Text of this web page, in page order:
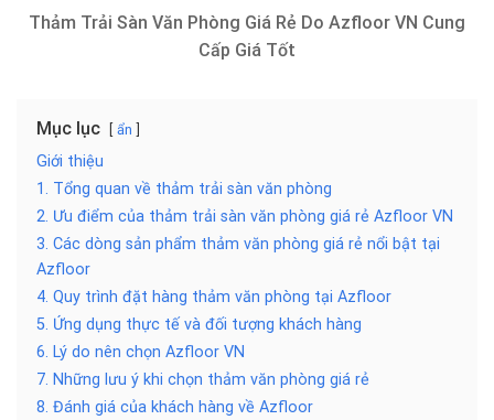
Thảm Trải Sàn Văn Phòng Giá Rẻ Do Azfloor VN Cung
Cấp Giá Tốt
Mục lục ẩn
Giới thiệu
1. Tổng quan về thảm trải sàn văn phòng
2. Ưu điểm của thảm trải sàn văn phòng giá rẻ Azfloor VN
3. Các dòng sản phẩm thảm văn phòng giá rẻ nổi bật tại
Azfloor
4. Quy trình đặt hàng thảm văn phòng tại Azfloor
5. Ứng dụng thực tế và đối tượng khách hàng
6. Lý do nên chọn Azfloor VN
7. Những lưu ý khi chọn thảm văn phòng giá rẻ
8. Đánh giá của khách hàng về Azfloor